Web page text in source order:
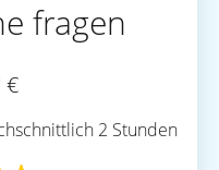
fragen
€
2 Stunden